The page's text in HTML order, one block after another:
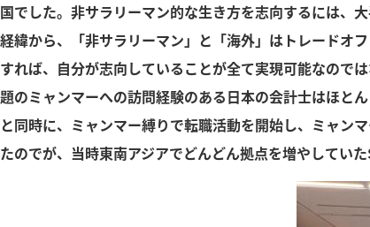
国でした。非サラリーマン的な生き方を志向するには、
経緯から、「非サラリーマン」と「海外」はトレードオ
すれば、自分が志向していることが全て実現可能なので
題のミャンマーへの訪問経験のある日本の会計士はほと
と同時に、ミャンマー縛りで転職活動を開始し、ミャン
たのでが、当時東南アジアでどんどん拠点を増やしていた